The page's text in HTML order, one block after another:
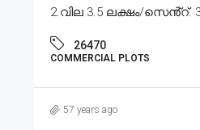
2.വില 3.5 ലക്ഷം/സെൻ്റ്.
26470
COMMERCIAL PLOTS
57 years ago